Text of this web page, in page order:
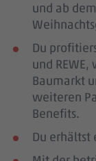
und ab
Du
und
Baumarkt
weiteren
Benefits.
Du erhältst